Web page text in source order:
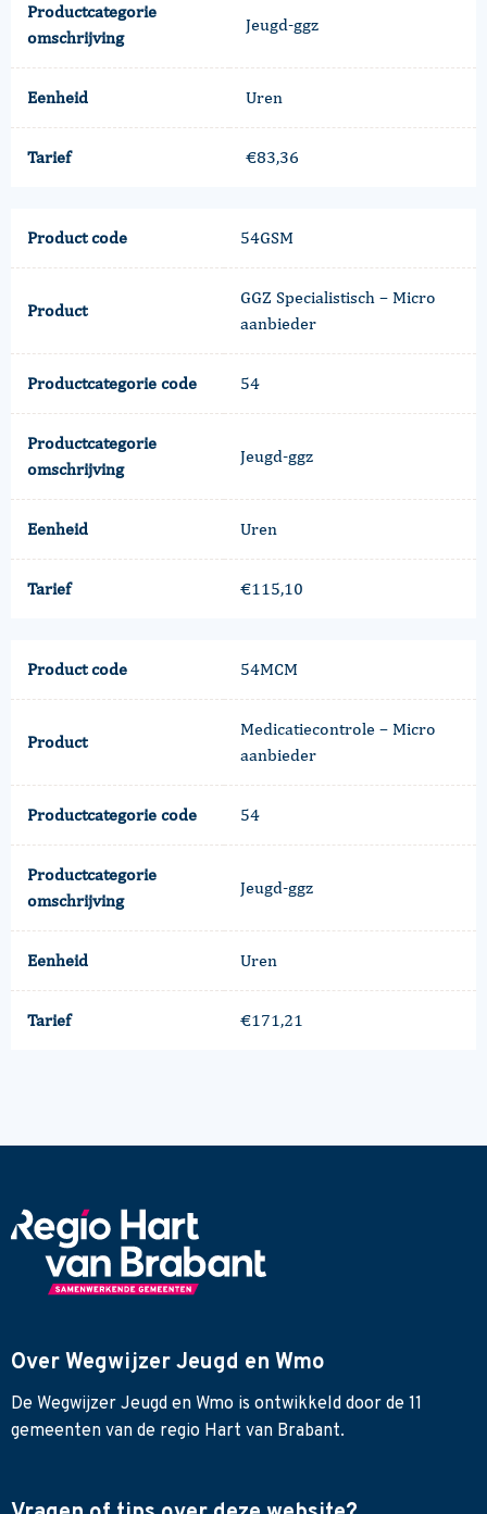
Productcategorie
omschrijving
Jeugd-ggz
Eenheid Uren
Tarief €83,36
Product code 54GSM
Product
GGZ Specialistisch – Micro
aanbieder
Productcategorie code 54
Productcategorie
omschrijving
Jeugd-ggz
Eenheid Uren
Tarief €115,10
Product code 54MCM
Product
Medicatiecontrole – Micro
aanbieder
Productcategorie code 54
Productcategorie
omschrijving
Jeugd-ggz
Eenheid Uren
Tarief €171,21
Over Wegwijzer Jeugd en Wmo
De Wegwijzer Jeugd en Wmo is ontwikkeld door de 11
gemeenten van de regio Hart van Brabant.